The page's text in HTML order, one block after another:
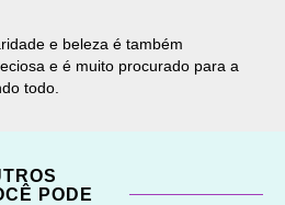
e beleza é também
e é muito procurado para a
todo.
PODE